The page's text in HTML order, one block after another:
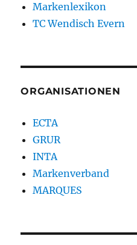
Markenlexikon
TC Wendisch Evern
ORGANISATIONEN
ECTA
GRUR
INTA
Markenverband
MARQUES